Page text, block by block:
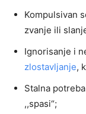
Kompulsivan
zvanje ili
Ignorisanje i
zlostavljanje,
Stalna
,,spasi“;